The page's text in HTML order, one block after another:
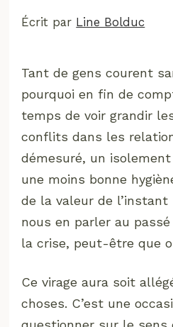
Écrit par Line Bolduc
Tant de gens courent
pourquoi en fin de
temps de voir grandir
conflits dans les
démesuré, un
une moins bonne
de la valeur de l’instant
nous en parler au
la crise, peut-être que
Ce virage aura soit
choses. C’est une